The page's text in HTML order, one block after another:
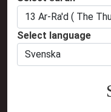
Select language